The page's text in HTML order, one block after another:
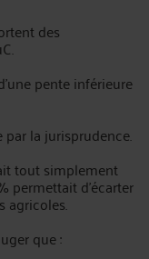
des
pente inférieure
la jurisprudence.
tout simplement
permettait d'écarter
agricoles.
que :